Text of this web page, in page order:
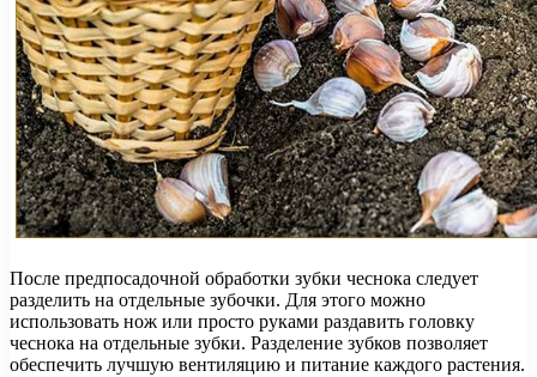
После предпосадочной обработки зубки чеснока следует
разделить на отдельные зубочки. Для этого можно
использовать нож или просто руками раздавить головку
чеснока на отдельные зубки. Разделение зубков позволяет
обеспечить лучшую вентиляцию и питание каждого растения.